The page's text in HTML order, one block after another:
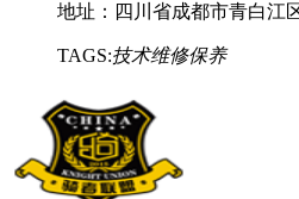
地址：四川省成都市青白江
TAGS:技术维修保养